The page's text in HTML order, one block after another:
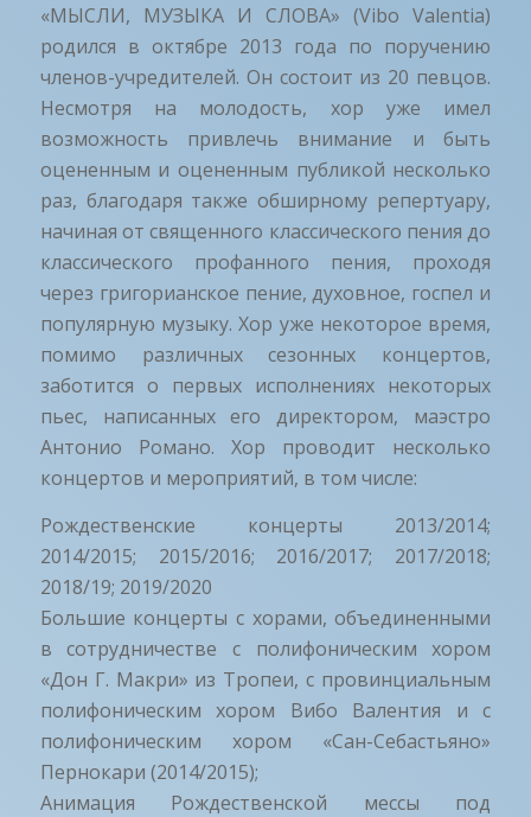
«МЫСЛИ, МУЗЫКА И СЛОВА» (Vibo Valentia)
родился в октябре 2013 года по поручению
членов-учредителей. Он состоит из 20 певцов.
Несмотря на молодость, хор уже имел
возможность привлечь внимание и быть
оцененным и оцененным публикой несколько
раз, благодаря также обширному репертуару,
начиная от священного классического пения до
классического профанного пения, проходя
через григорианское пение, духовное, госпел и
популярную музыку. Хор уже некоторое время,
помимо различных сезонных концертов,
заботится о первых исполнениях некоторых
пьес, написанных его директором, маэстро
Антонио Романо. Хор проводит несколько
концертов и мероприятий, в том числе:
Рождественские концерты 2013/2014;
2014/2015; 2015/2016; 2016/2017; 2017/2018;
2018/19; 2019/2020
Большие концерты с хорами, объединенными
в сотрудничестве с полифоническим хором
«Дон Г. Макри» из Тропеи, с провинциальным
полифоническим хором Вибо Валентия и с
полифоническим хором «Сан-Себастьяно»
Пернокари (2014/2015);
Анимация Рождественской мессы под